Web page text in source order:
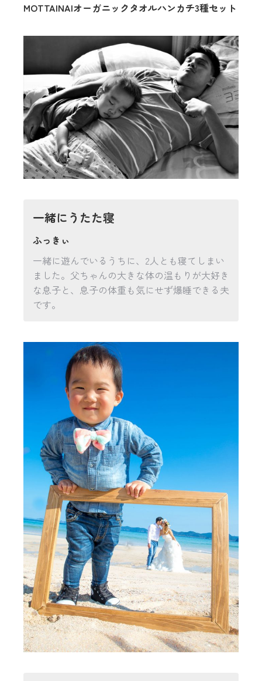
MOTTAINAIオーガニックタオルハンカチ3種セット
一緒にうたた寝
ふっきぃ
一緒に遊んでいるうちに、2人とも寝てしまい
ました。父ちゃんの大きな体の温もりが大好き
な息子と、息子の体重も気にせず爆睡できる夫
です。